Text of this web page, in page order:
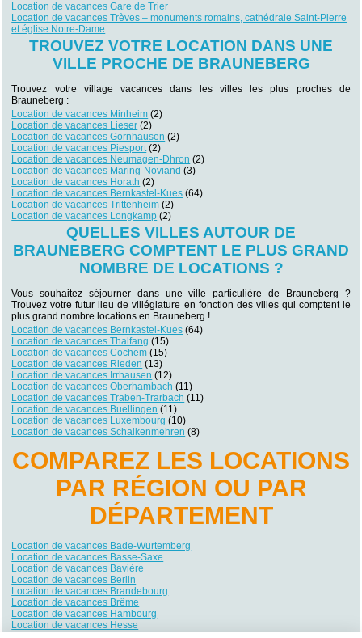
Location de vacances Gare de Trier
Location de vacances Trèves – monuments romains, cathédrale Saint-Pierre
et église Notre-Dame
TROUVEZ VOTRE LOCATION DANS UNE
VILLE PROCHE DE BRAUNEBERG
Trouvez votre village vacances dans les villes les plus proches de
Brauneberg :
Location de vacances Minheim (2)
Location de vacances Lieser (2)
Location de vacances Gornhausen (2)
Location de vacances Piesport(2)
Location de vacances Neumagen-Dhron (2)
Location de vacances Maring-Noviand (3)
Location de vacances Horath (2)
Location de vacances Bernkastel-Kues (64)
Location de vacances Trittenheim (2)
Location de vacances Longkamp (2)
QUELLES VILLES AUTOUR DE
BRAUNEBERG COMPTENT LE PLUS GRAND
NOMBRE DE LOCATIONS ?
Vous souhaitez séjourner dans une ville particulière de Brauneberg ?
Trouvez votre futur lieu de villégiature en fonction des villes qui comptent le
plus grand nombre locations en Brauneberg !
Location de vacances Bernkastel-Kues (64)
Location de vacances Thalfang (15)
Location de vacances Cochem (15)
Location de vacances Rieden (13)
Location de vacances Irrhausen (12)
Location de vacances Oberhambach (11)
Location de vacances Traben-Trarbach (11)
Location de vacances Buellingen (11)
Location de vacances Luxembourg (10)
Location de vacances Schalkenmehren (8)
COMPAREZ LES LOCATIONS
PAR RÉGION OU PAR
DÉPARTEMENT
Location de vacances Bade-Wurtemberg
Location de vacances Basse-Saxe
Location de vacances Bavière
Location de vacances Berlin
Location de vacances Brandebourg
Location de vacances Brême
Location de vacances Hambourg
Location de vacances Hesse